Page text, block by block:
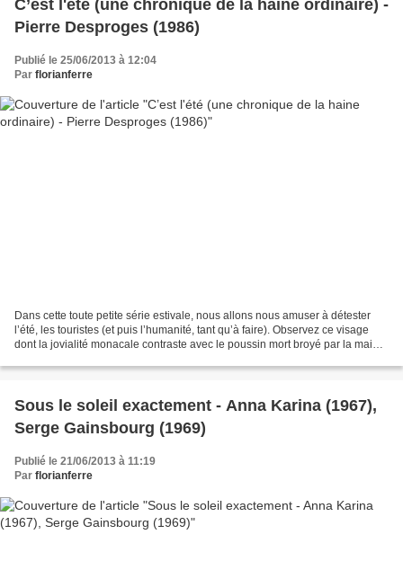
C’est l'été (une chronique de la haine ordinaire) -
Pierre Desproges (1986)
Publié le 25/06/2013 à 12:04
Par florianferre
Dans cette toute petite série estivale, nous allons nous amuser à détester
l’été, les touristes (et puis l’humanité, tant qu’à faire). Observez ce visage
dont la jovialité monacale contraste avec le poussin mort broyé par la main
Sous le soleil exactement - Anna Karina (1967),
Serge Gainsbourg (1969)
Publié le 21/06/2013 à 11:19
Par florianferre